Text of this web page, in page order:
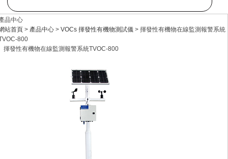
品中心
站首頁 > 產品中心 > VOCs 揮發性有機物測試儀 > 揮發性有機物在線監測報警系統
800
揮發性有機物在線監測報警系統TVOC-800